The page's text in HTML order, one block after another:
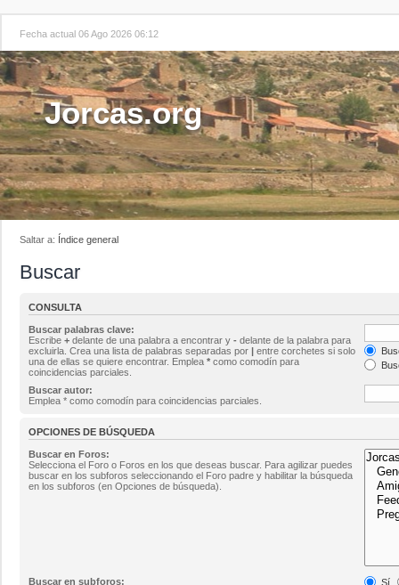
Fecha actual 06 Ago 2026 06:12
Jorcas.org
Saltar a: Índice general
Buscar
CONSULTA
Buscar palabras clave:
Escribe + delante de una palabra a encontrar y - delante de la palabra para
excluirla. Crea una lista de palabras separadas por | entre corchetes si solo
una de ellas se quiere encontrar. Emplea * como comodín para
coincidencias parciales.
Buscar autor:
Emplea * como comodín para coincidencias parciales.
OPCIONES DE BÚSQUEDA
Buscar en Foros:
Selecciona el Foro o Foros en los que deseas buscar. Para agilizar puedes
buscar en los subforos seleccionando el Foro padre y habilitar la búsqueda
en los subforos (en Opciones de búsqueda).
Buscar en subforos:
Sí